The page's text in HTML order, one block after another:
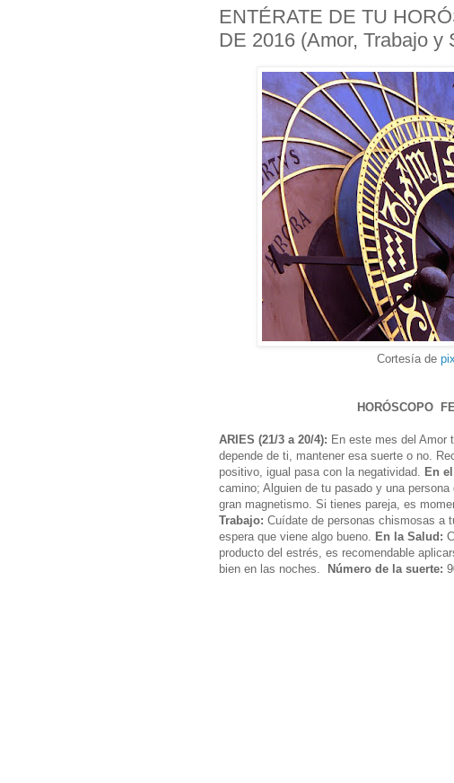
ENTÉRATE DE TU
DE 2016 (Amor, Trabajo y
Cortesía de
HORÓSCOPO
ARIES (21/3 a 20/4): En este mes del Amor
depende de ti, mantener esa suerte o no.
positivo, igual pasa con la negatividad. En
camino; Alguien de tu pasado y una
gran magnetismo. Si tienes pareja, es
Trabajo: Cuídate de personas chismosas a
espera que viene algo bueno. En la Salud:
producto del estrés, es recomendable
bien en las noches.
Número de la suerte: